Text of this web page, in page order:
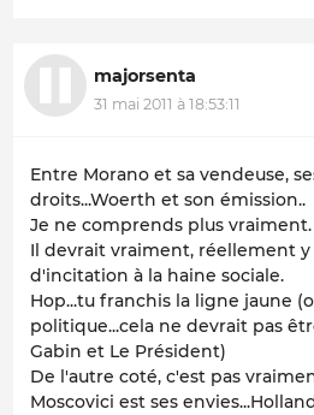
majorsenta
31 mai 2011 à 18:53:11
Entre Morano et sa vendeuse,
droits...Woerth et son émission..
Je ne comprends plus vraiment.
Il devrait vraiment, réellement
d'incitation à la haine sociale.
Hop...tu franchis la ligne jaune
politique...cela ne devrait pas
Gabin et Le Président)
De l'autre coté, c'est pas
Moscovici est ses